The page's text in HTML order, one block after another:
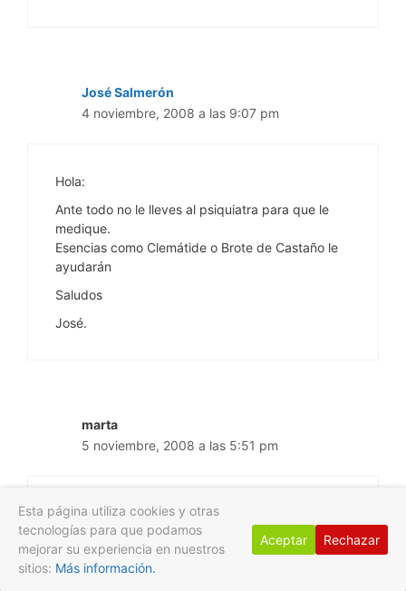
José Salmerón
4 noviembre, 2008 a las 9:07 pm
Hola:
Ante todo no le lleves al psiquiatra para que le
medique.
Esencias como Clemátide o Brote de Castaño le
ayudarán
Saludos
José.
marta
5 noviembre, 2008 a las 5:51 pm
Hola:
tengo un niño de 2 años y 9 meses y un bebe de
3 meses. Desde siempre ha sido un niño movido,
inquieto, activo, pero ahora además está muy
Esta página utiliza cookies y otras
tecnologías para que podamos
mejorar su experiencia en nuestros
sitios: Más información.
Aceptar Rechazar